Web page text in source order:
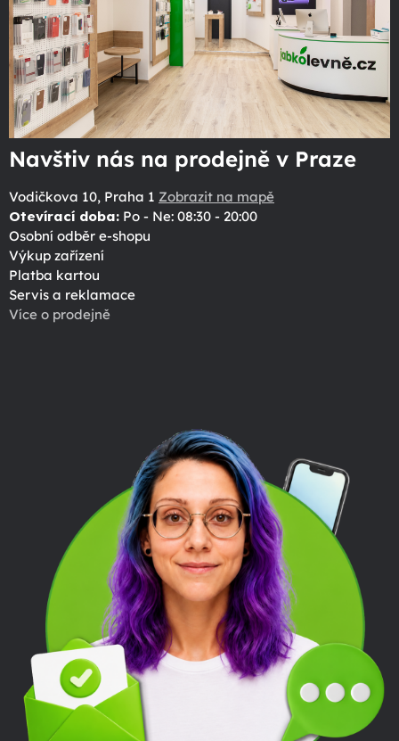
Navštiv nás na prodejně v Praze
Vodičkova 10, Praha 1 Zobrazit na mapě
Otevírací doba: Po - Ne: 08:30 - 20:00
Osobní odběr e-shopu
Výkup zařízení
Platba kartou
Servis a reklamace
Více o prodejně